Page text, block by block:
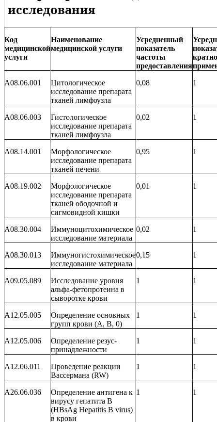
исследования
Код
медицинской
услуги
Наименование
медицинской услуги
Усредненный
показатель
частоты
предоставления
A08.06.001
Цитологическое
исследование препарата
тканей лимфоузла
0,08 1
A08.06.003
Гистологическое
исследование препарата
тканей лимфоузла
0,02 1
A08.14.001
Морфологическое
исследование препарата
тканей печени
0,95 1
A08.19.002
Морфологическое
исследование препарата
тканей ободочной и
сигмовидной кишки
0,01 1
A08.30.004
Иммуноцитохимическое
исследование материала
0,02 1
A08.30.013
Иммуногистохимическое
исследование материала
0,15 1
A09.05.089
Исследование уровня
альфа-фетопротеина в
сыворотке крови
1 1
A12.05.005
Определение основных
групп крови (А, В, 0)
1 1
A12.05.006
Определение резус-
принадлежности
1 1
A12.06.011
Проведение реакции
Вассермана (RW)
1 1
A26.06.036
Определение антигена к
вирусу гепатита В
(НBsAg Hepatitis B virus)
в крови
1 1